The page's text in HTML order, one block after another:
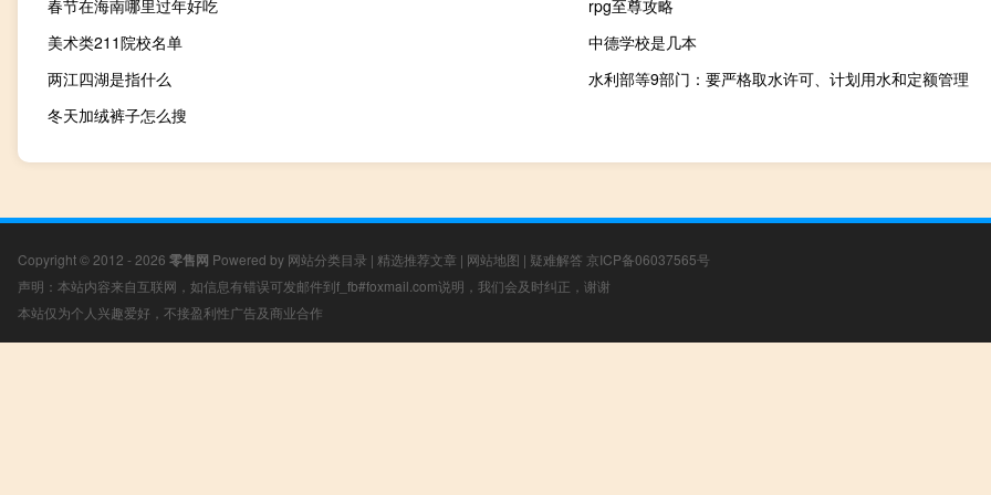
春节在海南哪里过年好吃
rpg至尊攻略
美术类211院校名单
中德学校是几本
两江四湖是指什么
水利部等9部门：要严格取水许可、计划用水和定额管理
冬天加绒裤子怎么搜
Copyright © 2012 - 2026 零售网 Powered by 网站分类目录 | 精选推荐文章 | 网站地图 | 疑难解答 京ICP备06037565号
声明：本站内容来自互联网，如信息有错误可发邮件到f_fb#foxmail.com说明，我们会及时纠正，谢谢
本站仅为个人兴趣爱好，不接盈利性广告及商业合作